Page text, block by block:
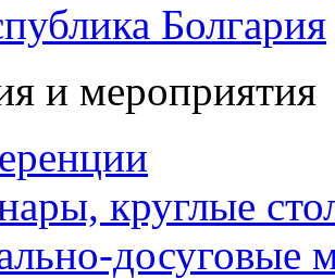
Болгария
и мероприятия
круглые
досуговые